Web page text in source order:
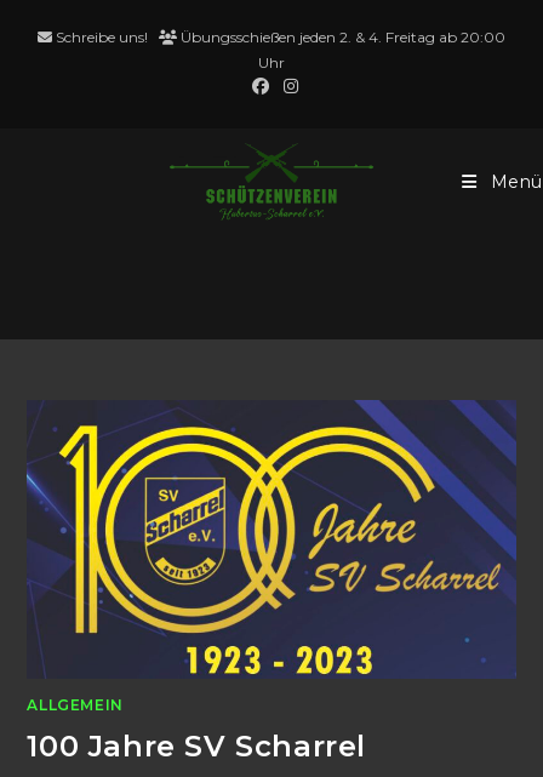
Inhalt Schreibe uns!
Übungsschießen jeden 2. & 4. Freitag ab 20:00
Uhr
Menü
ALLGEMEIN
100 Jahre SV Scharrel